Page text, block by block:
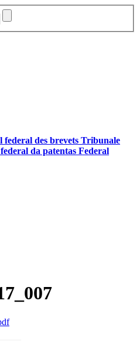
des brevets Tribunale
da patentas Federal